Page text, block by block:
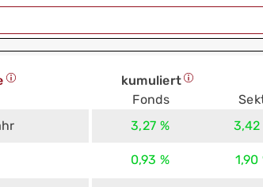
kumuliert
Fonds
3,27 % 3,42
0,93 % 1,90